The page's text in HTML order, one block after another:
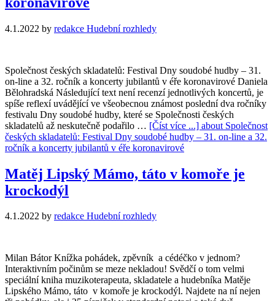
4.1.2022 by redakce Hudební rozhledy
Společnost českých skladatelů: Festival Dny soudobé hudby – 31.
on-line a 32. ročník a koncerty jubilantů v éře koronavirové Daniela
Bělohradská Následující text není recenzí jednotlivých koncertů, je
spíše reflexí uvádějící ve všeobecnou známost poslední dva ročníky
festivalu Dny soudobé hudby, které se Společnosti českých
skladatelů až neskutečně podařilo … [Číst více ...] about Společnost
českých skladatelů: Festival Dny soudobé hudby – 31. on-line a 32.
ročník a koncerty jubilantů v éře koronavirové
Matěj Lipský Mámo, táto v komoře je
krockodýl
4.1.2022 by redakce Hudební rozhledy
Milan Bátor Knížka pohádek, zpěvník a cédéčko v jednom?
Interaktivním počinům se meze nekladou! Svědčí o tom velmi
speciální kniha muzikoterapeuta, skladatele a hudebníka Matěje
Lipského Mámo, táto v komoře je krockodýl. Najdete na ní nejen